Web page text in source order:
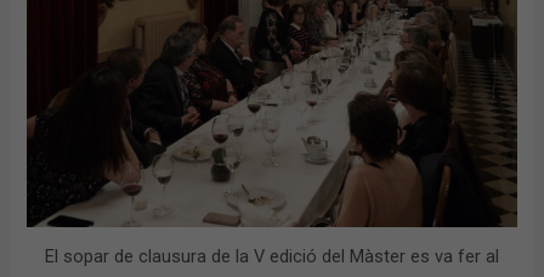
El sopar de clausura de la V edició del Màster es va fer al